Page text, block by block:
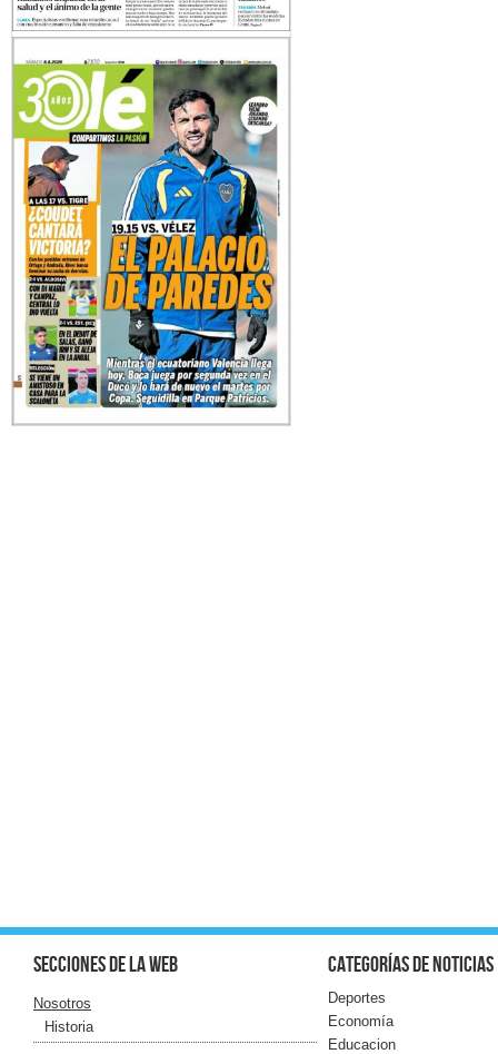
Secciones de la web
Nosotros
Historia
Categorías de noticias
Deportes
Economía
Educacion